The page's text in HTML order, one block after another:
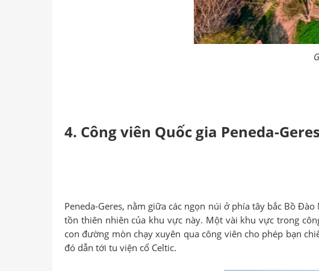
4. Công viên Quốc gia Peneda-
Peneda-Geres, nằm giữa các ngọn núi ở phía tây bắc Bồ
tồn thiên nhiên của khu vực này. Một vài khu vực trong
con đường mòn chạy xuyên qua công viên cho phép bạn
đó dẫn tới tu viện cổ Celtic.